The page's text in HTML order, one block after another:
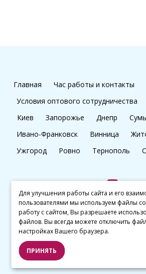
Главная Час работы и контакты
Условия оптового сотрудничества
Киев
Запорожье Днепр
Ивано-Франковск
Винница
Ужгород
Ровно Тернополь
+38 (097) 045 65
© kalibri.top 2016–2026
Для улучшения работы сайта и его
пользователями мы используем файлы
работу с сайтом, Вы разрешаете
файлов. Вы всегда можете отключить
настройках Вашего браузера.
ПРИНЯТЬ